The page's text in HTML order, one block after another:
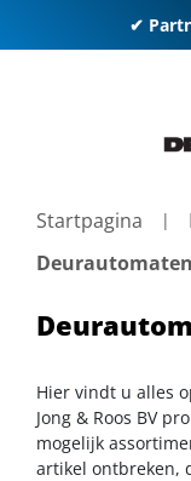
✔
Startpagina
Deurautomaten
Hier vindt u alles
Jong & Roos BV
mogelijk
artikel ontbreken,